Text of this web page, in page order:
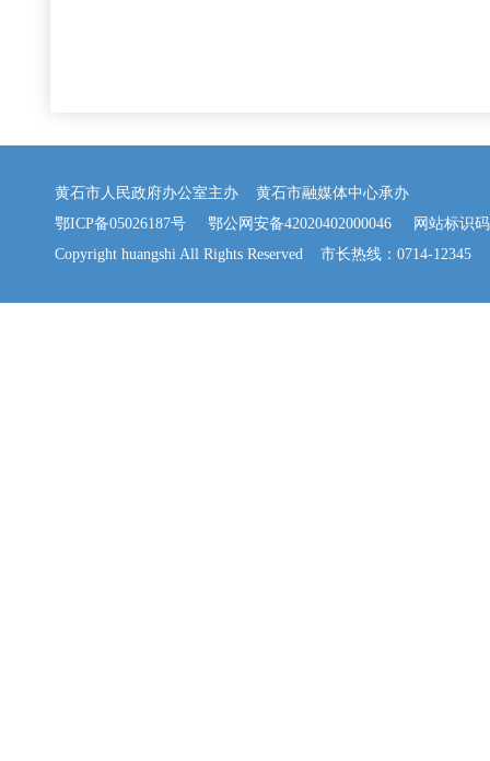
黄石市人民政府办公室主办 黄石市融媒体中心承办
鄂ICP备05026187号
鄂公网安备42020402000046 网站标识码
Copyright huangshi All Rights Reserved 市长热线：0714-12345